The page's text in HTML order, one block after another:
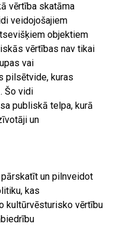
vērtība skatāma
veidojošajiem
objektiem
vērtības nav tikai
vai
pilsētvide, kuras
Šo vidi
publiskā telpa, kurā
un
un pilnveidot
kas
kultūrvēsturisko vērtību